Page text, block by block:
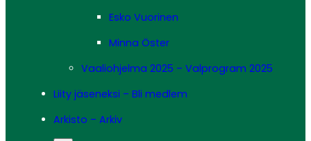
Esko Vuorinen
Minna Öster
Vaaliohjelma 2025 – Valprogram 2025
Liity jäseneksi – Bli medlem
Arkisto – Arkiv